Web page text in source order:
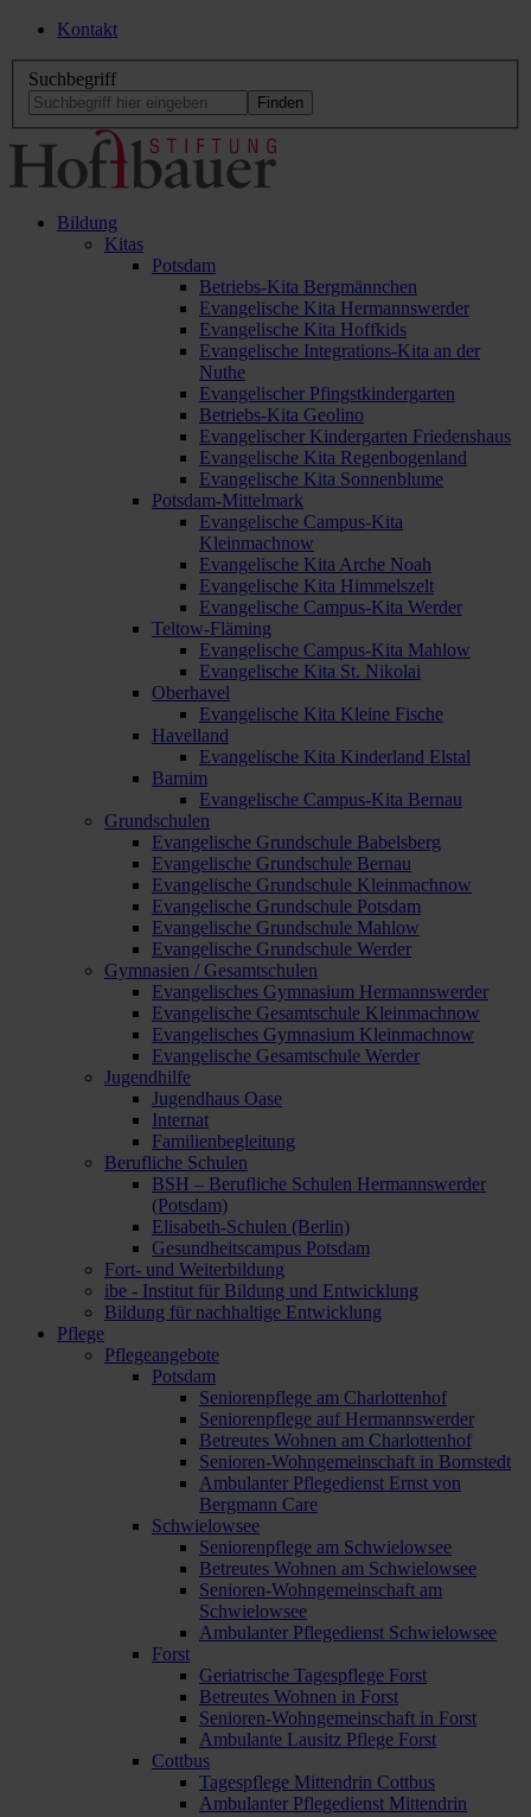
Kontakt
Suchbegriff
Bildung
Kitas
Potsdam
Betriebs-Kita Bergmännchen
Evangelische Kita Hermannswerder
Evangelische Kita Hoffkids
Evangelische Integrations-Kita an der
Nuthe
Evangelischer Pfingstkindergarten
Betriebs-Kita Geolino
Evangelischer Kindergarten Friedenshaus
Evangelische Kita Regenbogenland
Evangelische Kita Sonnenblume
Potsdam-Mittelmark
Evangelische Campus-Kita
Kleinmachnow
Evangelische Kita Arche Noah
Evangelische Kita Himmelszelt
Evangelische Campus-Kita Werder
Teltow-Fläming
Evangelische Campus-Kita Mahlow
Evangelische Kita St. Nikolai
Oberhavel
Evangelische Kita Kleine Fische
Havelland
Evangelische Kita Kinderland Elstal
Barnim
Evangelische Campus-Kita Bernau
Grundschulen
Evangelische Grundschule Babelsberg
Evangelische Grundschule Bernau
Evangelische Grundschule Kleinmachnow
Evangelische Grundschule Potsdam
Evangelische Grundschule Mahlow
Evangelische Grundschule Werder
Gymnasien / Gesamtschulen
Evangelisches Gymnasium Hermannswerder
Evangelische Gesamtschule Kleinmachnow
Evangelisches Gymnasium Kleinmachnow
Evangelische Gesamtschule Werder
Jugendhilfe
Jugendhaus Oase
Internat
Familienbegleitung
Berufliche Schulen
BSH – Berufliche Schulen Hermannswerder
(Potsdam)
Elisabeth-Schulen (Berlin)
Gesundheitscampus Potsdam
Fort- und Weiterbildung
ibe - Institut für Bildung und Entwicklung
Bildung für nachhaltige Entwicklung
Pflege
Pflegeangebote
Potsdam
Seniorenpflege am Charlottenhof
Seniorenpflege auf Hermannswerder
Betreutes Wohnen am Charlottenhof
Senioren-Wohngemeinschaft in Bornstedt
Ambulanter Pflegedienst Ernst von
Bergmann Care
Schwielowsee
Seniorenpflege am Schwielowsee
Betreutes Wohnen am Schwielowsee
Senioren-Wohngemeinschaft am
Schwielowsee
Ambulanter Pflegedienst Schwielowsee
Forst
Geriatrische Tagespflege Forst
Betreutes Wohnen in Forst
Senioren-Wohngemeinschaft in Forst
Ambulante Lausitz Pflege Forst
Cottbus
Tagespflege Mittendrin Cottbus
Ambulanter Pflegedienst Mittendrin